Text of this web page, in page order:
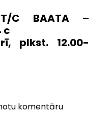
C BAATA –
c
plkst. 12.00-
komentāru